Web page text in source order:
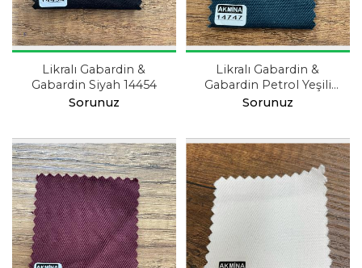
Likralı Gabardin &
Gabardin Siyah 14454
Sorunuz
Likralı Gabardin &
Gabardin Petrol Yeşili
14747
Sorunuz